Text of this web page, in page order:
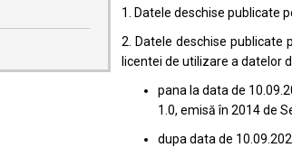
1. Datele deschise publicate
2. Datele deschise publicate
licentei de utilizare a datelor
pana la data de
1.0, emisă în 2014 de
dupa data de